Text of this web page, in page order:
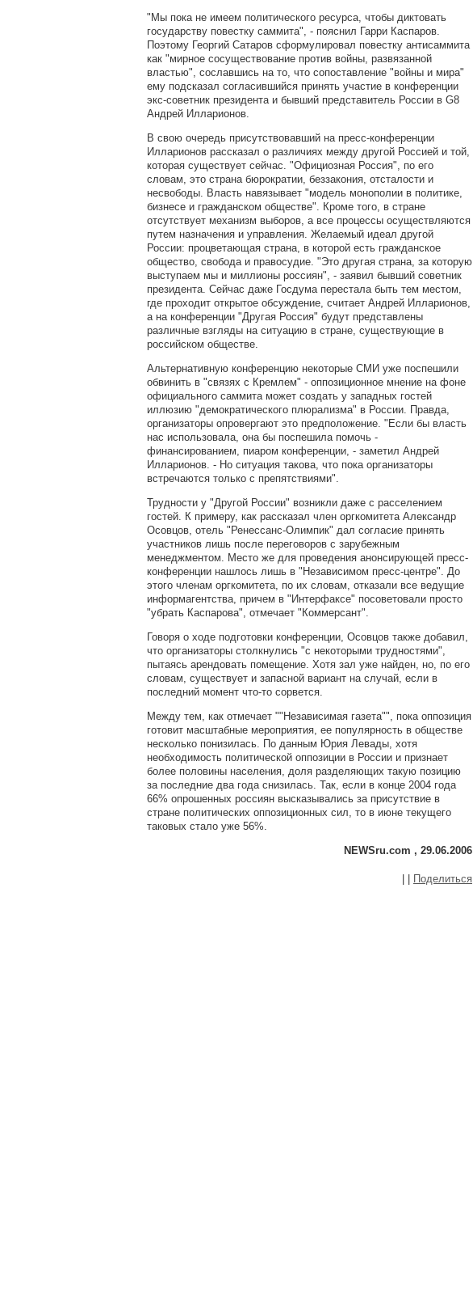
"Мы пока не имеем политического ресурса, чтобы диктовать
государству повестку саммита", - пояснил Гарри Каспаров.
Поэтому Георгий Сатаров сформулировал повестку антисаммита
как "мирное сосуществование против войны, развязанной
властью", сославшись на то, что сопоставление "войны и мира"
ему подсказал согласившийся принять участие в конференции
экс-советник президента и бывший представитель России в G8
Андрей Илларионов.
В свою очередь присутствовавший на пресс-конференции
Илларионов рассказал о различиях между другой Россией и той,
которая существует сейчас. "Официозная Россия", по его
словам, это страна бюрократии, беззакония, отсталости и
несвободы. Власть навязывает "модель монополии в политике,
бизнесе и гражданском обществе". Кроме того, в стране
отсутствует механизм выборов, а все процессы осуществляются
путем назначения и управления. Желаемый идеал другой
России: процветающая страна, в которой есть гражданское
общество, свобода и правосудие. "Это другая страна, за которую
выступаем мы и миллионы россиян", - заявил бывший советник
президента. Сейчас даже Госдума перестала быть тем местом,
где проходит открытое обсуждение, считает Андрей Илларионов,
а на конференции "Другая Россия" будут представлены
различные взгляды на ситуацию в стране, существующие в
российском обществе.
Альтернативную конференцию некоторые СМИ уже поспешили
обвинить в "связях с Кремлем" - оппозиционное мнение на фоне
официального саммита может создать у западных гостей
иллюзию "демократического плюрализма" в России. Правда,
организаторы опровергают это предположение. "Если бы власть
нас использовала, она бы поспешила помочь -
финансированием, пиаром конференции, - заметил Андрей
Илларионов. - Но ситуация такова, что пока организаторы
встречаются только с препятствиями".
Трудности у "Другой России" возникли даже с расселением
гостей. К примеру, как рассказал член оргкомитета Александр
Осовцов, отель "Ренессанс-Олимпик" дал согласие принять
участников лишь после переговоров с зарубежным
менеджментом. Место же для проведения анонсирующей пресс-
конференции нашлось лишь в "Независимом пресс-центре". До
этого членам оргкомитета, по их словам, отказали все ведущие
информагентства, причем в "Интерфаксе" посоветовали просто
"убрать Каспарова", отмечает "Коммерсант".
Говоря о ходе подготовки конференции, Осовцов также добавил,
что организаторы столкнулись "с некоторыми трудностями",
пытаясь арендовать помещение. Хотя зал уже найден, но, по его
словам, существует и запасной вариант на случай, если в
последний момент что-то сорвется.
Между тем, как отмечает ""Независимая газета"", пока оппозиция
готовит масштабные мероприятия, ее популярность в обществе
несколько понизилась. По данным Юрия Левады, хотя
необходимость политической оппозиции в России и признает
более половины населения, доля разделяющих такую позицию
за последние два года снизилась. Так, если в конце 2004 года
66% опрошенных россиян высказывались за присутствие в
стране политических оппозиционных сил, то в июне текущего
таковых стало уже 56%.
NEWSru.com , 29.06.2006
Поделиться